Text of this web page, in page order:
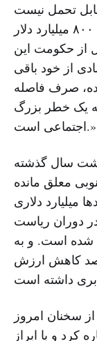
تحمل نیست
که یک مملکت در طول هشت سال ۸۰۰ میلیارد دلار
از حکومت این
از خود باقی
صرف فاصله
یک خطر بزرگ
اجتماعی است.»
سال گذشته
معلق مانده
میلیارد دلاری
کشور در دوران ریاست
شده است. و به
مدیریت نرخ ارز ۴۰۰ درصد کاهش ارزش
سخنان امروز
کرد و با ابراز